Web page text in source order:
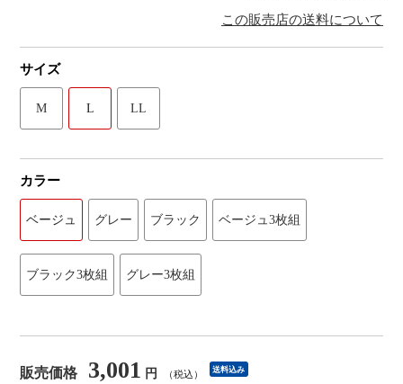
この販売店の送料について
サイズ
M L LL
カラー
ベージュ グレー ブラック ベージュ3枚組
ブラック3枚組 グレー3枚組
販売価格 3,001 円 （税込） 送料込み